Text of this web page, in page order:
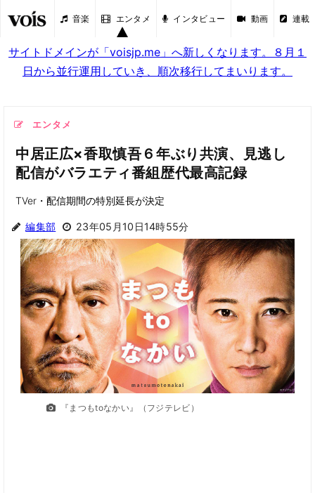
音楽 エンタメ インタビュー 動画 連載
サイトドメインが「voisjp.me」へ新しくなります。８月１
日から並行運用していき、順次移行してまいります。
エンタメ
中居正広×香取慎吾６年ぶり共演、見逃し
配信がバラエティ番組歴代最高記録
TVer・配信期間の特別延長が決定
編集部 23年05月10日14時55分
『まつもtoなかい』（フジテレビ）